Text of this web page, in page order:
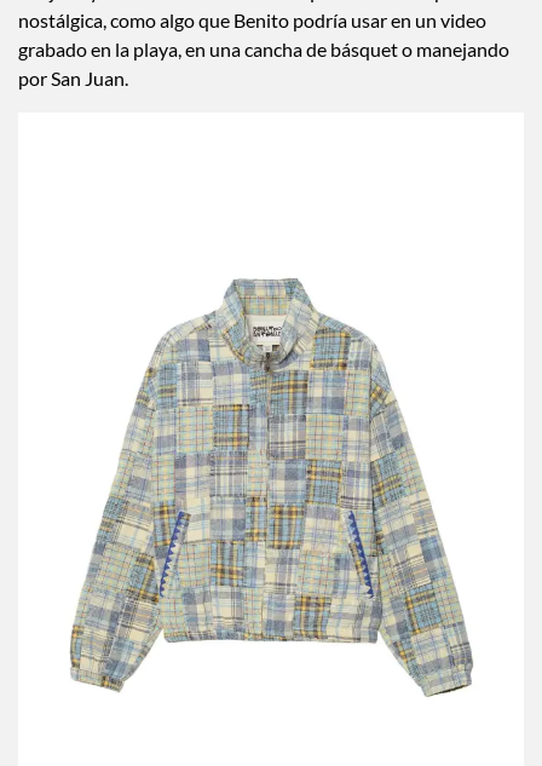
nostálgica, como algo que Benito podría usar en un video
grabado en la playa, en una cancha de básquet o manejando
por San Juan.